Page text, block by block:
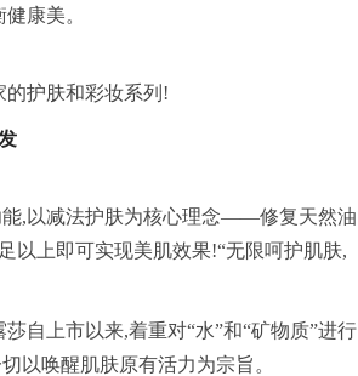
康美。
护肤和彩妆系列!
,以减法护肤为核心理念——修复天然油
以上即可实现美肌效果!“无限呵护肌肤,
自上市以来,着重对“水”和“矿物质”进行
以唤醒肌肤原有活力为宗旨。